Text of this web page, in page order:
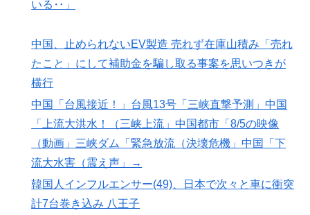
いる‥」
中国、止められないEV製造 売れず在庫山積み「売れ
たこと」にして補助金を騙し取る事案を思いつきが
横行
中国「台風接近！」台風13号「三峡直撃予測」中国
「上流大洪水！（三峡上流」中国都市「8/5の映像
（動画」三峡ダム「緊急放流（決壊危機」中国「下
流大水害（震え声」→
韓国人インフルエンサー(49)、日本で次々と車に衝突
計7台巻き込み 八王子